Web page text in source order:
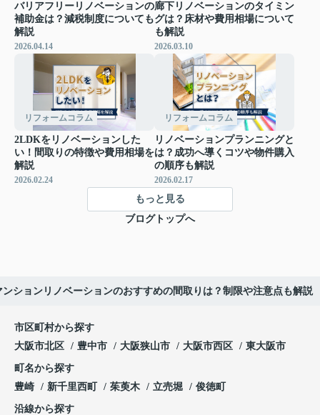
バリアフリーリノベーションの
補助金は？減税制度についても
解説
2026.04.14
廊下リノベーションのタイミン
グは？床材や費用相場について
も解説
2026.03.10
リフォームコラム
2LDKをリノベーションした
い！間取りの特徴や費用相場を
解説
2026.02.24
リフォームコラム
リノベーションプランニングと
は？成功へ導くコツや物件購入
の順序も解説
2026.02.17
もっと見る
ブログトップへ
ンションリノベーションのおすすめの間取りは？制限や注意点も解説
市区町村から探す
大阪市北区
豊中市 大阪狭山市 大阪市西区 東大阪市
町名から探す
豊崎
新千里西町 茱萸木 立売堀 俊徳町
沿線から探す